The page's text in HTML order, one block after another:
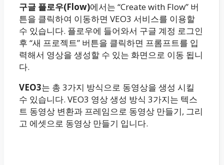
구글 플로우(Flow)에서는 “Create with Flow” 버
튼을 클릭하여 이동하면 VEO3 서비스를 이용할
수 있습니다. 플로우에 들어와서 구글 계정 로그인
후 “새 프로젝트” 버튼을 클릭하면 프롬프트를 입
력해서 영상을 생성할 수 있는 화면으로 이동 됩니
다.
VEO3는 총 3가지 방식으로 동영상을 생성 시킬
수 있습니다. VEO3 영상 생성 방식 3가지는 텍스
트 동영상 변환과 프레임으로 동영상 만들기, 그리
고 에셋으로 동영상 만들기 입니다.